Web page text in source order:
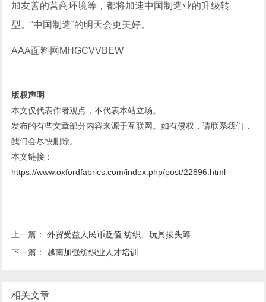
加友善的营商环境等，都将加速中国制造业的升级转
型。“中国制造”的明天会更美好。
AAA面料网MHGCVVBEW
版权声明
本文仅代表作者观点，不代表本站立场。
发布的有些文章部分内容来源于互联网。如有侵权，请联系我们，
我们会尽快删除。
本文链接：
https://www.oxfordfabrics.com/index.php/post/22896.html
上一篇：外贸受益人民币贬值 纺织、玩具拔头筹
下一篇： 越南加强纺织业人才培训
相关文章